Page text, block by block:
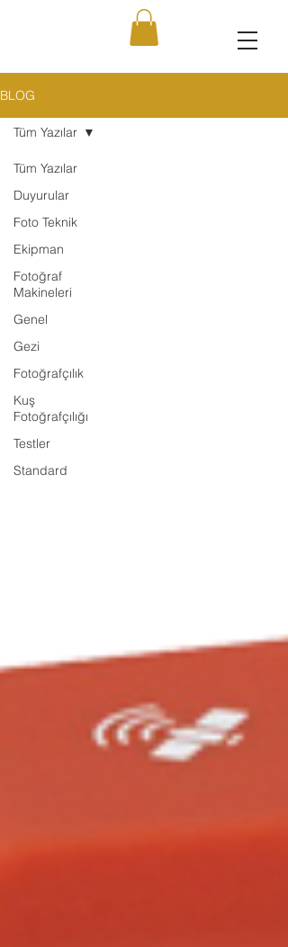
BLOG
Tüm Yazılar
Duyurular
Foto Teknik
Ekipman
Fotoğraf
Makineleri
Genel
Gezi
Fotoğrafçılık
Kuş
Fotoğrafçılığı
Testler
Standard
Tüm Yazılar